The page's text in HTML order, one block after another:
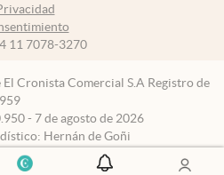
11 7078-3270
Cronista Comercial S.A Registro de
- 7 de agosto de 2026
Hernán de Goñi